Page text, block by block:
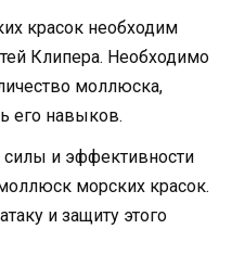
красок необходим
Клипера. Необходимо
моллюска,
его навыков.
и эффективности
морских красок.
и защиту этого